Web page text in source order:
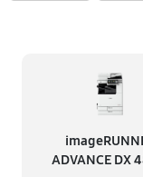
ADVANCE DX